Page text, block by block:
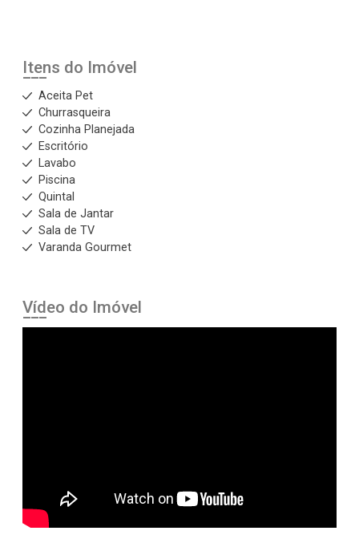
Itens do Imóvel
Aceita Pet
Churrasqueira
Cozinha Planejada
Escritório
Lavabo
Piscina
Quintal
Sala de Jantar
Sala de TV
Varanda Gourmet
Vídeo do Imóvel